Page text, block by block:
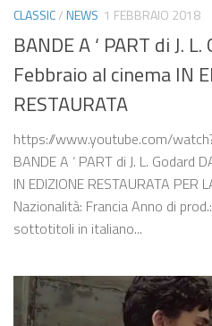
CLASSIC/NEWS 1 FEBBRAIO 2018
BANDE A ‘ PART di J.
Febbraio al cinema IN
RESTAURATA
https://www.youtube.com/
BANDE A ‘ PART di J. L. Godard
IN EDIZIONE RESTAURATA PER
Nazionalità: Francia Anno di
sottotitoli in italiano...